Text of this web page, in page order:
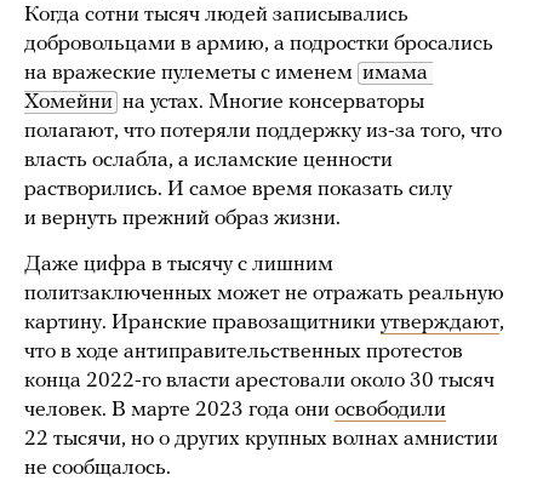
Когда сотни тысяч людей записывались
добровольцами в армию, а подростки бросались
на вражеские пулеметы с именем имама
Хомейни на устах. Многие консерваторы
полагают, что потеряли поддержку из-за того, что
власть ослабла, а исламские ценности
растворились. И самое время показать силу
и вернуть прежний образ жизни.
Даже цифра в тысячу с лишним
политзаключенных может не отражать реальную
картину. Иранские правозащитники утверждают,
что в ходе антиправительственных протестов
конца 2022-го власти арестовали около 30 тысяч
человек. В марте 2023 года они освободили
22 тысячи, но о других крупных волнах амнистии
не сообщалось.